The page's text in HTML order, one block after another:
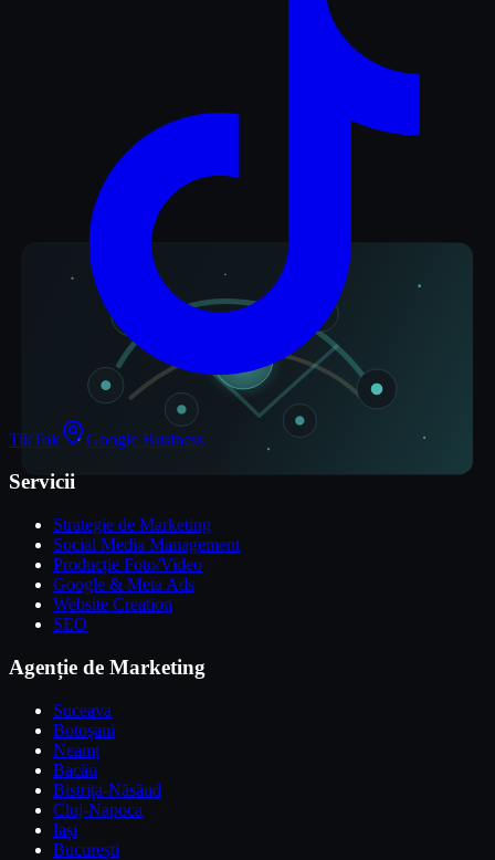
TikTok Google Business
Servicii
Strategie de Marketing
Social Media Management
Producție Foto/Video
Google & Meta Ads
Website Creation
SEO
Agenție de Marketing
Suceava
Botoșani
Neamț
Bacău
Bistrița-Năsăud
Cluj-Napoca
Iași
București